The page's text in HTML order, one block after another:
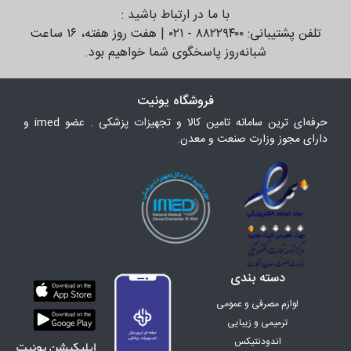
با ما در ارتباط باشید :
تلفن پشتیبانی: ۸۸۲۲۹۴۰۰ - ۰۲۱ | هفت روز هفته، ۱۶ ساعت
شبانه‌روز پاسخگوی شما خواهیم بود.
فروشگاه یونیت
حرفه‌ای ترین سامانه تامین کالا و تجهیزات پزشکی . عضو imed و
دارای مجوز وزارت صنعت و معدن.
دسته بندی
لوازم مصرفی و عمومی
ترمیمی و زیبایی
اندودنتیکس